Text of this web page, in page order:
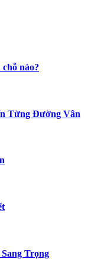
nào?
Từng Đường Vân
Trọng